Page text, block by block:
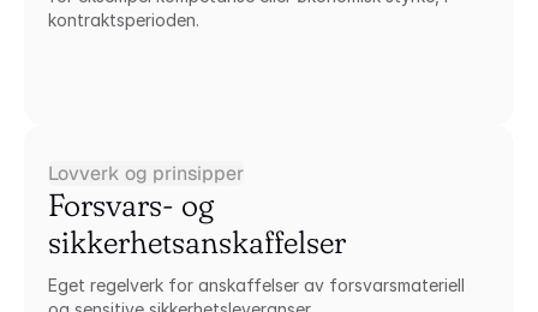
kontraktsperioden.
Lovverk og prinsipper
Forsvars- og
sikkerhetsanskaffelser
Eget regelverk for anskaffelser av forsvarsmateriell